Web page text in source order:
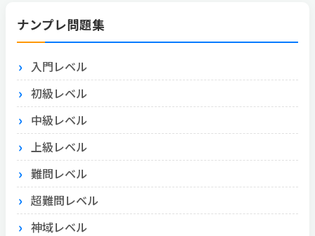
ナンプレ問題集
入門レベル
初級レベル
中級レベル
上級レベル
難問レベル
超難問レベル
神域レベル